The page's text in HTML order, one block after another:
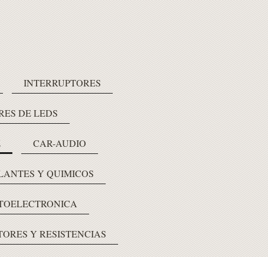
INTERRUPTORES
DE LEDS
CAR-AUDIO
Y QUIMICOS
Y RESISTENCIAS